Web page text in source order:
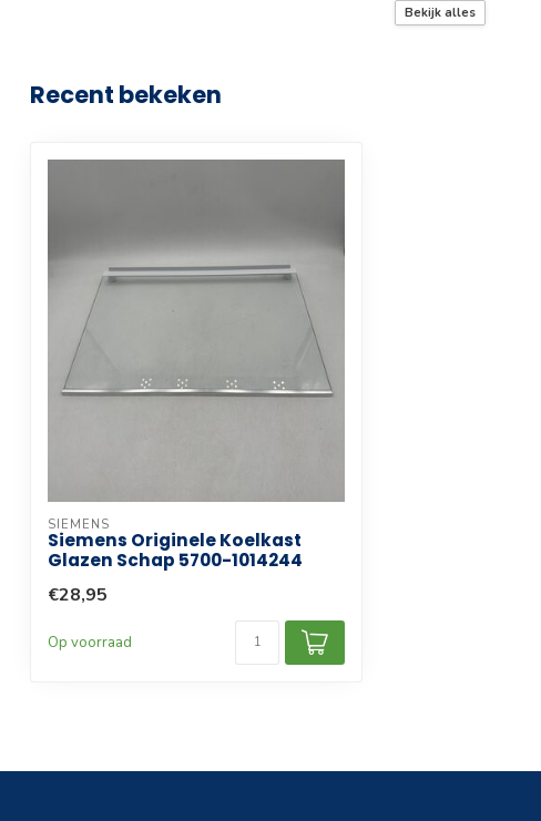
3 maanden
Bekijk alles
Recent bekeken
SIEMENS
Siemens Originele Koelkast
Glazen Schap 5700-1014244
€28,95
Op voorraad